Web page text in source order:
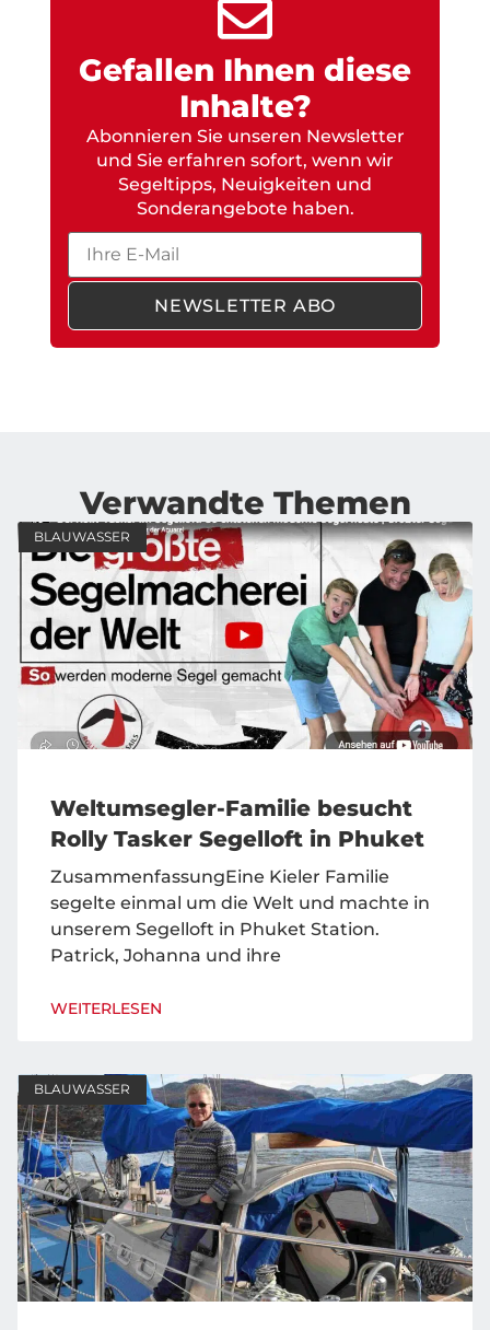
Gefallen Ihnen diese
Inhalte?
Abonnieren Sie unseren Newsletter
und Sie erfahren sofort, wenn wir
Segeltipps, Neuigkeiten und
Sonderangebote haben.
Email
NEWSLETTER ABO
Verwandte Themen
BLAUWASSER
Weltumsegler-Familie besucht
Rolly Tasker Segelloft in Phuket
ZusammenfassungEine Kieler Familie
segelte einmal um die Welt und machte in
unserem Segelloft in Phuket Station.
Patrick, Johanna und ihre
WEITERLESEN
BLAUWASSER